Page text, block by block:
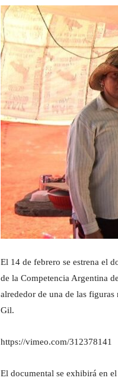
El 14 de febrero se estrena el
de la Competencia Argentina
alrededor de una de las
Gil.
https://vimeo.com/312378141
El documental se exhibirá en el